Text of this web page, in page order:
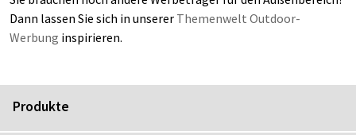
Dann lassen Sie sich in unserer Themenwelt Outdoor-
Werbung inspirieren.
Produkte